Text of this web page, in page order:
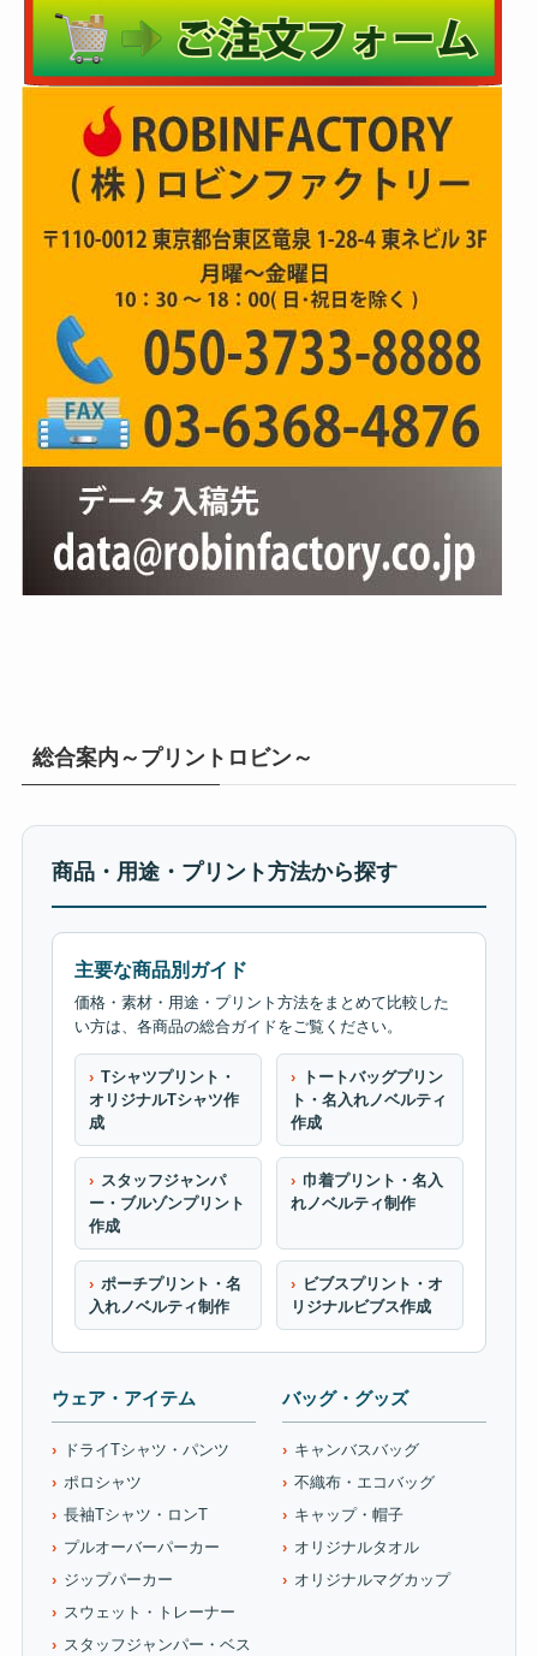
総合案内～プリントロビン～
商品・用途・プリント方法から探す
主要な商品別ガイド
価格・素材・用途・プリント方法をまとめて比較した
い方は、各商品の総合ガイドをご覧ください。
Tシャツプリント・
オリジナルTシャツ作
成
トートバッグプリン
ト・名入れノベルティ
作成
スタッフジャンパ
ー・ブルゾンプリント
作成
巾着プリント・名入
れノベルティ制作
ポーチプリント・名
入れノベルティ制作
ビブスプリント・オ
リジナルビブス作成
ウェア・アイテム
ドライTシャツ・パンツ
ポロシャツ
長袖Tシャツ・ロンT
プルオーバーパーカー
ジップパーカー
スウェット・トレーナー
スタッフジャンパー・ベス
バッグ・グッズ
キャンバスバッグ
不織布・エコバッグ
キャップ・帽子
オリジナルタオル
オリジナルマグカップ